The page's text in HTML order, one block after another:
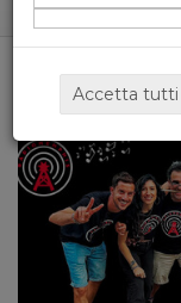
Home
Accetta tutti